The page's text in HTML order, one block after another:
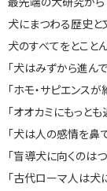
犬にまつわる歴史と
犬のすべてをとこと
「犬はみずから進んで
「ホモ・サピエンス
「オオカミにもっと
「犬は人の感情を鼻
「盲導犬に向くのは
「古代ローマ人は犬